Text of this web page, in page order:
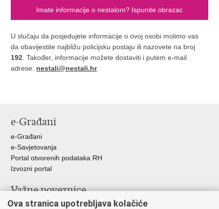
Imate informacije o nestalom? Ispunite obrazac
U slučaju da posjedujete informacije o ovoj osobi molimo vas
da obavijestite najbližu policijsku postaju ili nazovete na broj
192. Također, informacije možete dostaviti i putem e-mail
adrese: nestali@nestali.hr.
e-Građani
e-Građani
e-Savjetovanja
Portal otvorenih podataka RH
Izvozni portal
Važne poveznice
Ministarstvo unutarnjih poslova RH
Ova stranica upotrebljava kolačiće